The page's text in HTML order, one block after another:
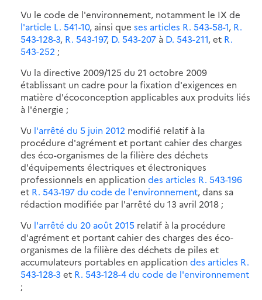
Vu le code de l'environnement, notamment le IX de
l'article L. 541-10, ainsi que ses articles R. 543-58-1, R.
543-128-3, R. 543-197, D. 543-207 à D. 543-211, et R.
543-252 ;
Vu la directive 2009/125 du 21 octobre 2009
établissant un cadre pour la fixation d'exigences en
matière d'écoconception applicables aux produits liés
à l'énergie ;
Vu l'arrêté du 5 juin 2012 modifié relatif à la
procédure d'agrément et portant cahier des charges
des éco-organismes de la filière des déchets
d'équipements électriques et électroniques
professionnels en application des articles R. 543-196
et R. 543-197 du code de l'environnement, dans sa
rédaction modifiée par l'arrêté du 13 avril 2018 ;
Vu l'arrêté du 20 août 2015 relatif à la procédure
d'agrément et portant cahier des charges des éco-
organismes de la filière des déchets de piles et
accumulateurs portables en application des articles R.
543-128-3 et R. 543-128-4 du code de l'environnement
;